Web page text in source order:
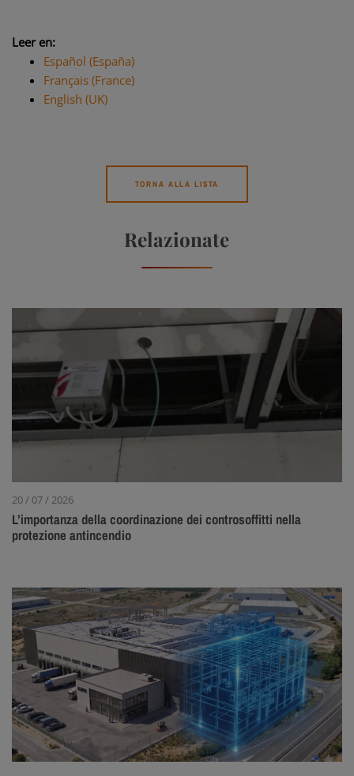
Leer en:
Español (España)
Français (France)
English (UK)
TORNA ALLA LISTA
Relazionate
20 / 07 / 2026
L’importanza della coordinazione dei controsoffitti nella
protezione antincendio